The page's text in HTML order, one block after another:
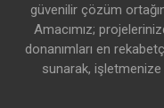
güvenilir çözüm
Amacımız;
donanımları en
sunarak,